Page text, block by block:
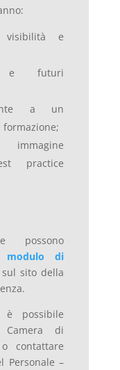
visibilità e
e futuri
a un
practice
possono
modulo di
sito della
è possibile
di
o contattare
Personale –